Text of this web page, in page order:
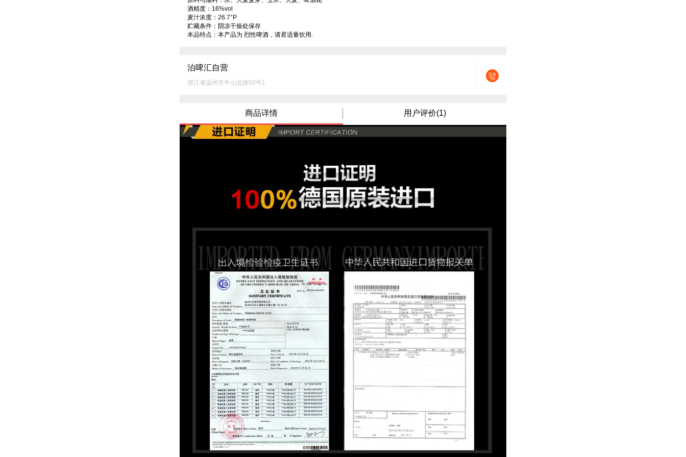
酒精度：16%vol
麦汁浓度：26.7°P
贮藏条件：阴凉干燥处保存
本品特点：本产品为 烈性啤酒，请君适量饮用.
泊啤汇自营
浙江省温州市牛山北路50号1
商品详情 用户评价(1)